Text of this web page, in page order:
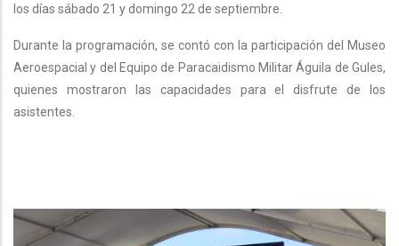
los días sábado 21 y domingo 22 de septiembre.
Durante la programación, se contó con la participación del Museo
Aeroespacial y del Equipo de Paracaidismo Militar Águila de Gules,
quienes mostraron las capacidades para el disfrute de los
asistentes.